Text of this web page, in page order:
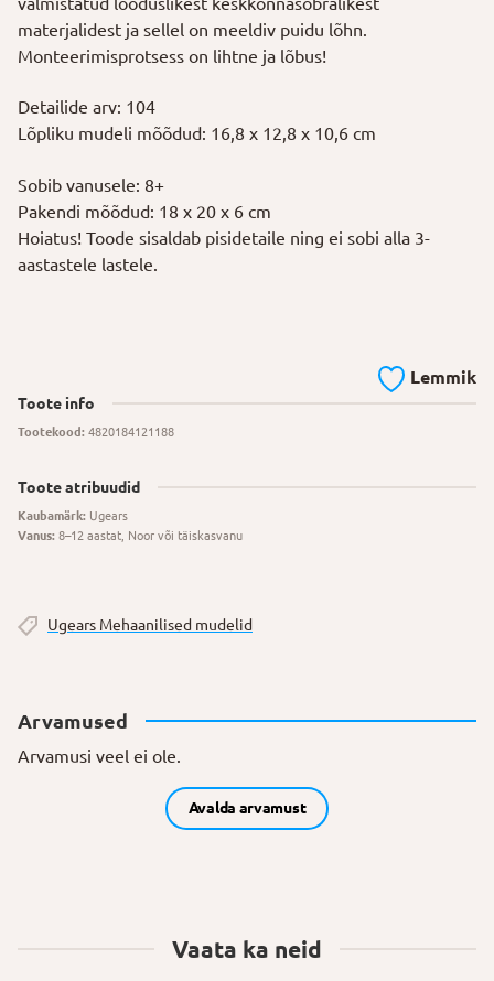
materjalidest ja sellel on meeldiv puidu lõhn.
Monteerimisprotsess on lihtne ja lõbus!
Detailide arv: 104
Lõpliku mudeli mõõdud: 16,8 x 12,8 x 10,6 cm
Sobib vanusele: 8+
Pakendi mõõdud: 18 x 20 x 6 cm
Hoiatus! Toode sisaldab pisidetaile ning ei sobi alla 3-
aastastele lastele.
Lemmik
Toote info
Tootekood: 4820184121188
Toote atribuudid
Kaubamärk: Ugears
Vanus: 8–12 aastat, Noor või täiskasvanu
Ugears Mehaanilised mudelid
Arvamused
Arvamusi veel ei ole.
Avalda arvamust
Vaata ka neid